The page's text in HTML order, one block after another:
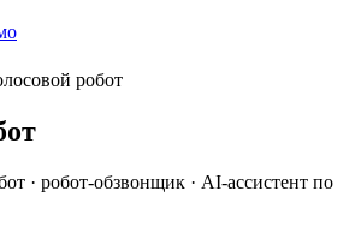
робот
· робот-обзвонщик · AI-ассистент по